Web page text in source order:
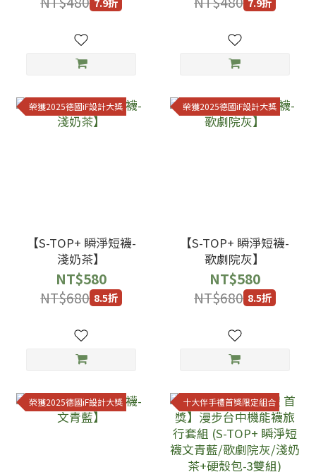
榮獲2025德國iF設計大獎
【S-TOP+ 瞬淨短襪-
淺奶茶】
NT$580
NT$680 8.5折
榮獲2025德國iF設計大獎
【S-TOP+ 瞬淨短襪-
歌劇院灰】
NT$580
NT$680 8.5折
榮獲2025德國iF設計大獎 十大伴手禮首獎限定組合